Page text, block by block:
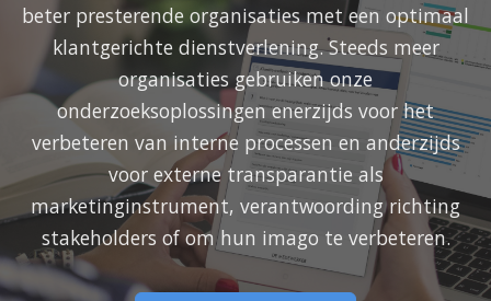
beter presterende organisaties met een optimaal
klantgerichte dienstverlening. Steeds meer
organisaties gebruiken onze
onderzoeksoplossingen enerzijds voor het
verbeteren van interne processen en anderzijds
voor externe transparantie als
marketinginstrument, verantwoording richting
stakeholders of om hun imago te verbeteren.